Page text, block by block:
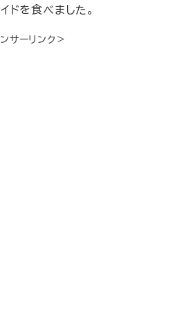
を食べました。
サーリンク＞